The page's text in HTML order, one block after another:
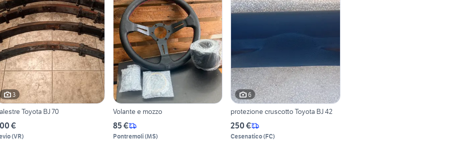
3
Toyota BJ 70
€
(VR)
Volante e mozzo
85 €
Pontremoli(MS)
6
protezione cruscotto Toyota BJ 42
250 €
Cesenatico(FC)